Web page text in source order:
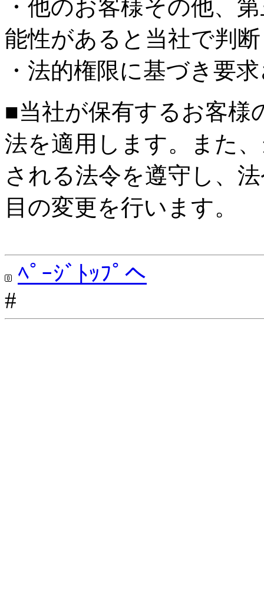
・他のお客様その他、
能性があると当社で判
・法的権限に基づき要
■当社が保有するお客様
法を適用します。また
される法令を遵守し、
目の変更を行います。
ﾍﾟｰｼﾞﾄｯﾌﾟへ
#